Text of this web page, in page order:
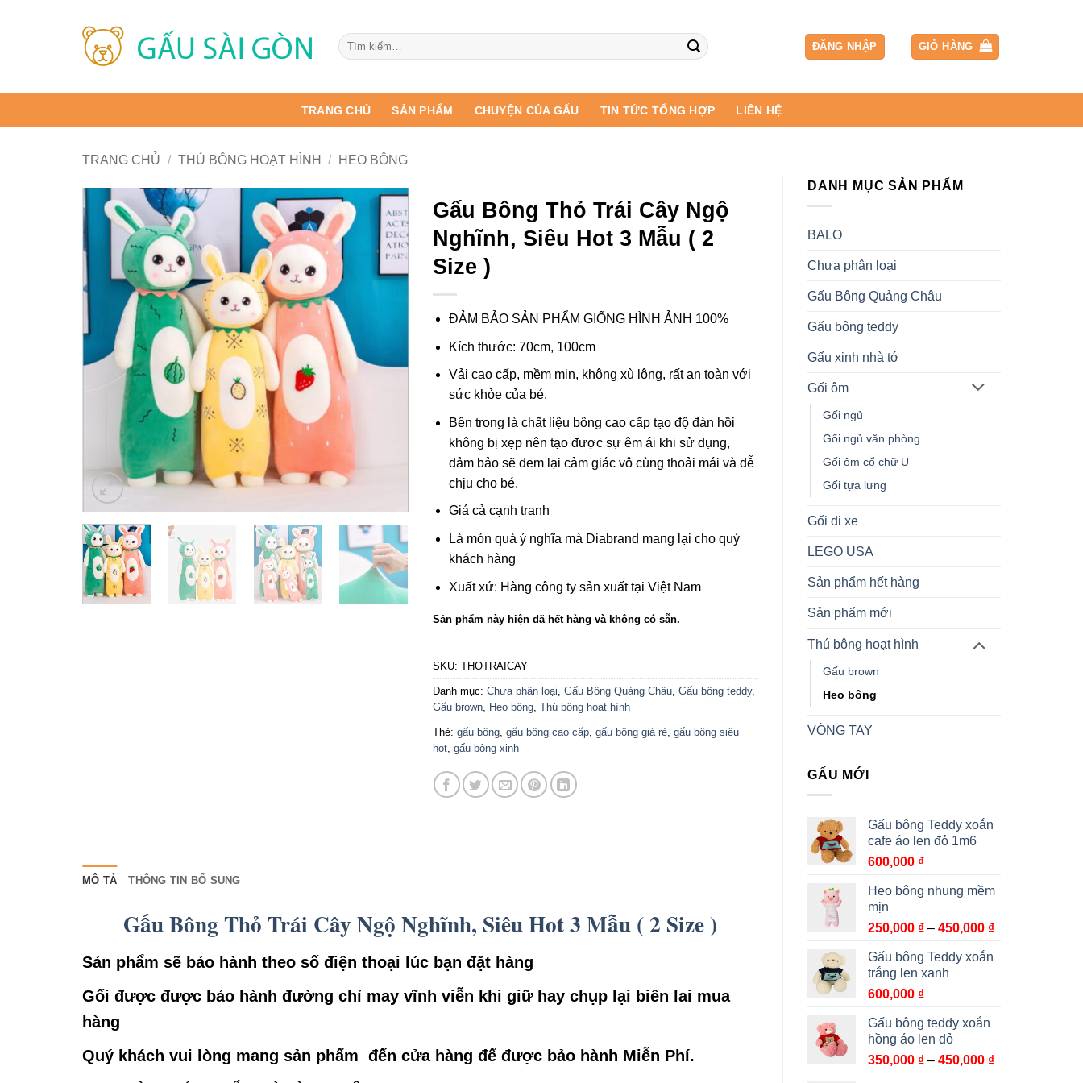
Tìm
kiếm:
ĐĂNG NHẬP GIỎ HÀNG
TRANG CHỦ SẢN PHẨM CHUYỆN CỦA GẤU TIN TỨC TỔNG HỢP LIÊN HỆ
TRANG CHỦ / THÚ BÔNG HOẠT HÌNH /
HEO BÔNG
DANH MỤC SẢN PHẨM
BALO
Chưa phân loại
Gấu Bông Quảng Châu
Gấu bông teddy
Gấu xinh nhà tớ
Gối ôm
Gối ngủ
Gối ngủ văn phòng
Gối ôm cổ chữ U
Gối tựa lưng
Gối đi xe
LEGO USA
Sản phẩm hết hàng
Sản phẩm mới
Thú bông hoạt hình
Gấu brown
Heo bông
VÒNG TAY
GẤU MỚI
Gấu bông Teddy xoắn
cafe áo len đỏ 1m6
600,000 ₫
Heo bông nhung mềm
mịn
250,000 ₫ – 450,000 ₫Khoảng
Gấu bông Teddy xoắn
trắng len xanh
600,000 ₫
Gấu bông teddy xoắn
hồng áo len đỏ
350,000 ₫ – 450,000 ₫Khoảng
Gấu Bông Thỏ Trái Cây Ngộ
Nghĩnh, Siêu Hot 3 Mẫu ( 2
Size )
ĐẢM BẢO SẢN PHẨM GIỐNG HÌNH ẢNH 100%
Kích thước: 70cm, 100cm
Vải cao cấp, mềm mịn, không xù lông, rất an toàn với
sức khỏe của bé.
Bên trong là chất liệu bông cao cấp tạo độ đàn hồi
không bị xẹp nên tạo được sự êm ái khi sử dụng,
đảm bảo sẽ đem lại cảm giác vô cùng thoải mái và dễ
chịu cho bé.
Giá cả cạnh tranh
Là món quà ý nghĩa mà Diabrand mang lại cho quý
khách hàng
Xuất xứ: Hàng công ty sản xuất tại Việt Nam
Sản phẩm này hiện đã hết hàng và không có sẵn.
SKU: THOTRAICAY
Danh mục: Chưa phân loại Gấu Bông Quảng Châu, Gấu bông teddy,
Gấu brown, Heo bông, Thú bông hoạt hình
Thẻ: gấu bông, gấu bông cao cấp, gấu bông giá rẻ, gấu bông siêu
hot, gấu bông xinh
MÔ TẢ THÔNG TIN BỔ SUNG
Gấu Bông Thỏ Trái Cây Ngộ Nghĩnh, Siêu Hot 3 Mẫu ( 2 Size )
Sản phẩm sẽ bảo hành theo số điện thoại lúc bạn đặt hàng
Gối được được bảo hành đường chỉ may vĩnh viễn khi giữ hay chụp lại biên lai mua
hàng
Quý khách vui lòng mang sản phẩm đến cửa hàng để được bảo hành Miễn Phí.